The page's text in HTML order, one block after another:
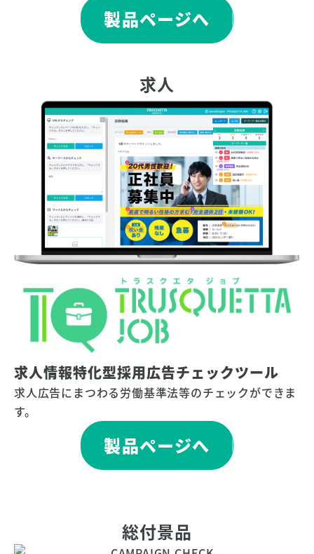
製品ページへ
求人
求人情報特化型採用広告チェックツール
求人広告にまつわる労働基準法等のチェックができま
す。
製品ページへ
総付景品